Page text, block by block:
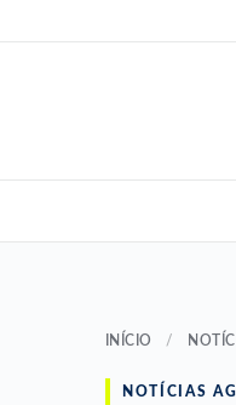
INÍCIO /
NOTÍCIAS